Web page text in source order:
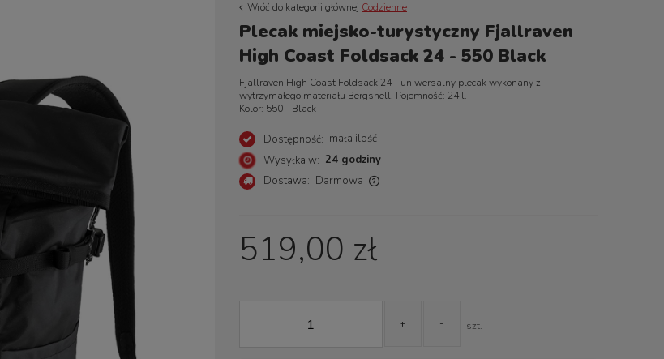
Wróć do kategorii głównej Codzienne
Plecak miejsko-turystyczny Fjallraven
High Coast Foldsack 24 - 550 Black
Fjallraven High Coast Foldsack 24 - uniwersalny plecak wykonany z
wytrzymałego materiału Bergshell. Pojemność: 24 l.
Kolor: 550 - Black
Dostępność: mała ilość
Wysyłka w: 24 godziny
Dostawa: Darmowa
519,00 zł
+ - szt.